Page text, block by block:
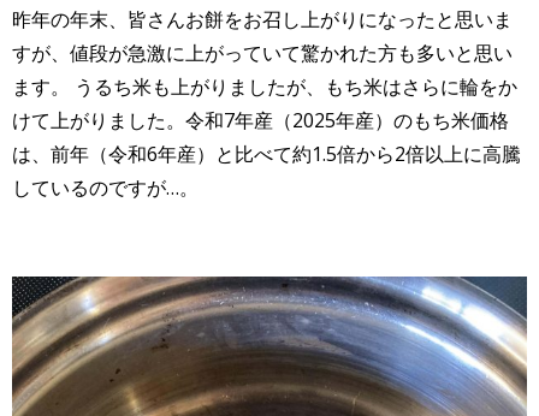
昨年の年末、皆さんお餅をお召し上がりになったと思いま
すが、値段が急激に上がっていて驚かれた方も多いと思い
ます。 うるち米も上がりましたが、もち米はさらに輪をか
けて上がりました。令和7年産（2025年産）のもち米価格
は、前年（令和6年産）と比べて約1.5倍から2倍以上に高騰
しているのですが…。